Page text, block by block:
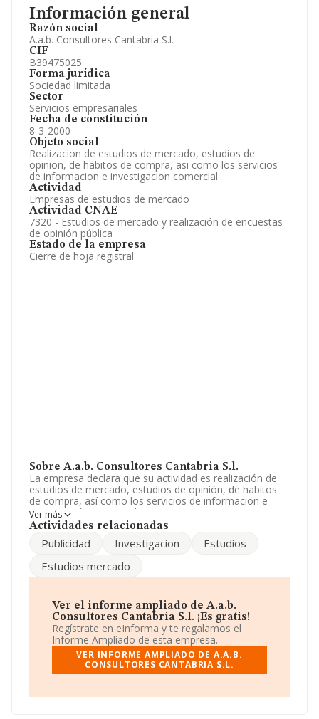
Información general
Razón social
A.a.b. Consultores Cantabria S.l.
CIF
B39475025
Forma jurídica
Sociedad limitada
Sector
Servicios empresariales
Fecha de constitución
8-3-2000
Objeto social
Realizacion de estudios de mercado, estudios de
opinion, de habitos de compra, asi como los servicios
de informacion e investigacion comercial.
Actividad
Empresas de estudios de mercado
Actividad CNAE
7320 - Estudios de mercado y realización de encuestas
de opinión pública
Estado de la empresa
Cierre de hoja registral
Sobre A.a.b. Consultores Cantabria S.l.
La empresa declara que su actividad es realización de
estudios de mercado, estudios de opinión, de habitos
de compra, así como los servicios de informacion e
investigación comercial. La empresa aparece inscrita en
el Registro Mercantil como Sociedad Limitada. Clasifica
realización de encuestas de opinión pública', código
exportación.
teléfono es 942239962.
La sociedad españolaA.A.B. Consultores Cantabria
, con CIF B39475025, se encuentra en Calle La Folia
núm. 24, (39007), Santander, Cantabria.
Con los datos a disposición de INFORMA sobre 8.555
nacional la facturación alcanza la cifra de 1.308 millones
Ver más
Actividades relacionadas
Publicidad Investigacion
Estudios
Estudios mercado
Ver el informe ampliado de A.a.b.
Consultores Cantabria S.l. ¡Es gratis!
Regístrate en eInforma y te regalamos el
Informe Ampliado de esta empresa.
VER INFORME AMPLIADO DE A.A.B.
CONSULTORES CANTABRIA S.L.
Información oficial y registral complementaria.